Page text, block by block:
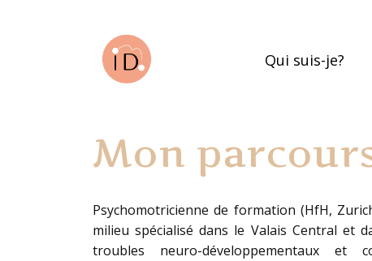
Qui suis-je?
Mon
Psychomotricienne de formation (HfH,
milieu spécialisé dans le Valais Central et
troubles neuro-développementaux et